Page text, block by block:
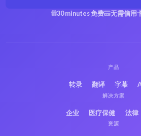
30 minutes 免费 无需信用
产品
转录 翻译 字幕
解决方案
企业 医疗保健 法律
资源